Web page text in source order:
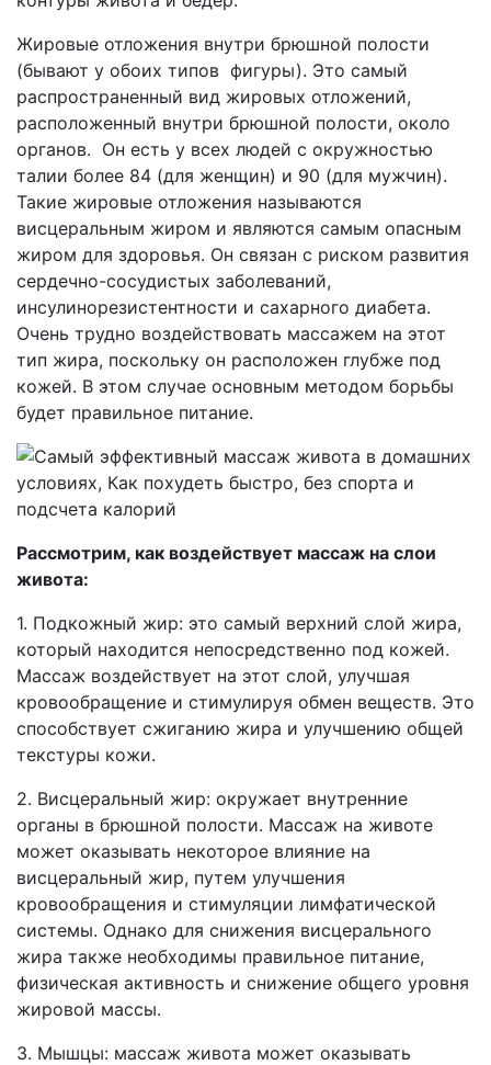
Жировые отложения внутри брюшной полости
(бывают у обоих типов фигуры). Это самый
распространенный вид жировых отложений,
расположенный внутри брюшной полости, около
органов. Он есть у всех людей с окружностью
талии более 84 (для женщин) и 90 (для мужчин).
Такие жировые отложения называются
висцеральным жиром и являются самым опасным
жиром для здоровья. Он связан с риском развития
сердечно-сосудистых заболеваний,
инсулинорезистентности и сахарного диабета.
Очень трудно воздействовать массажем на этот
тип жира, поскольку он расположен глубже под
кожей. В этом случае основным методом борьбы
будет правильное питание.
Рассмотрим, как воздействует массаж на слои
живота:
1. Подкожный жир: это самый верхний слой жира,
который находится непосредственно под кожей.
Массаж воздействует на этот слой, улучшая
кровообращение и стимулируя обмен веществ. Это
способствует сжиганию жира и улучшению общей
текстуры кожи.
2. Висцеральный жир: окружает внутренние
органы в брюшной полости. Массаж на животе
может оказывать некоторое влияние на
висцеральный жир, путем улучшения
кровообращения и стимуляции лимфатической
системы. Однако для снижения висцерального
жира также необходимы правильное питание,
физическая активность и снижение общего уровня
жировой массы.
3. Мышцы: массаж живота может оказывать